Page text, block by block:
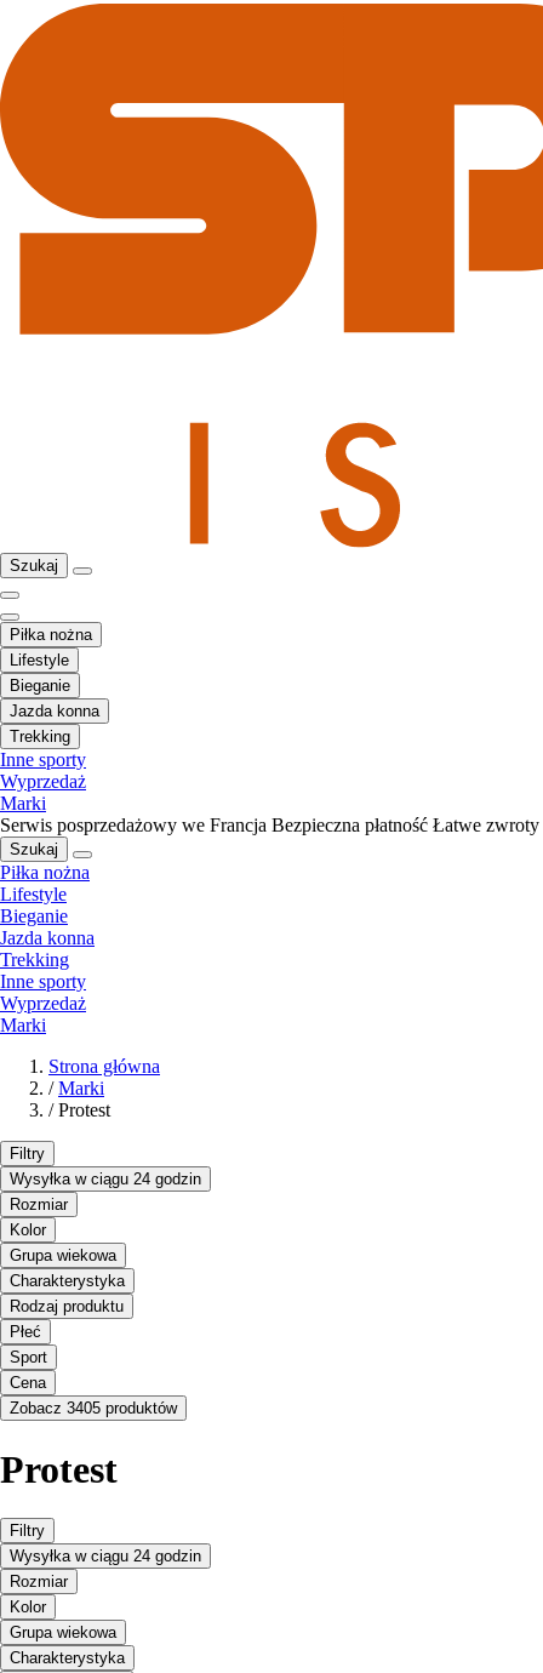
Szukaj
Piłka nożna
Lifestyle
Bieganie
Jazda konna
Trekking
Inne sporty
Wyprzedaż
Marki
Serwis posprzedażowy we Francja Bezpieczna płatność Łatwe zwroty
Szukaj
Piłka nożna
Lifestyle
Bieganie
Jazda konna
Trekking
Inne sporty
Wyprzedaż
Marki
Strona główna
/ Marki
/ Protest
Filtry
Wysyłka w ciągu 24 godzin
Rozmiar
Kolor
Grupa wiekowa
Charakterystyka
Rodzaj produktu
Płeć
Sport
Cena
Zobacz 3405 produktów
Protest
Filtry
Wysyłka w ciągu 24 godzin
Rozmiar
Kolor
Grupa wiekowa
Charakterystyka